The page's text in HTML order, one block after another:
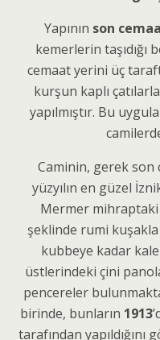
Yapının son
kemerlerin
cemaat yerini üç
kurşun kaplı
yapılmıştır. Bu
Caminin, gerek son
yüzyılın en güzel
Mermer mihraptaki
şeklinde rumi kuşakla
kubbeye kadar
üstlerindeki çini
pencereler
birinde, bunların 1913
tarafından